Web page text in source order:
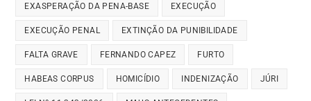
EXASPERAÇÃO DA PENA-BASE EXECUÇÃO
EXECUÇÃO PENAL EXTINÇÃO DA PUNIBILIDADE
FALTA GRAVE FERNANDO CAPEZ FURTO
HABEAS CORPUS HOMICÍDIO INDENIZAÇÃO JÚRI